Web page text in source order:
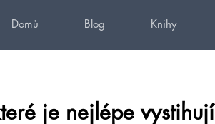
Domů Blog Knihy
je nejlépe vystihují